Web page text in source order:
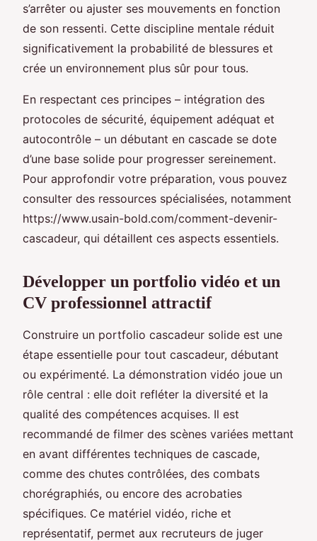
s’arrêter ou ajuster ses mouvements en fonction
de son ressenti. Cette discipline mentale réduit
significativement la probabilité de blessures et
crée un environnement plus sûr pour tous.
En respectant ces principes – intégration des
protocoles de sécurité, équipement adéquat et
autocontrôle – un débutant en cascade se dote
d’une base solide pour progresser sereinement.
Pour approfondir votre préparation, vous pouvez
consulter des ressources spécialisées, notamment
https://www.usain-bold.com/comment-devenir-
cascadeur, qui détaillent ces aspects essentiels.
Développer un portfolio vidéo et un
CV professionnel attractif
Construire un portfolio cascadeur solide est une
étape essentielle pour tout cascadeur, débutant
ou expérimenté. La démonstration vidéo joue un
rôle central : elle doit refléter la diversité et la
qualité des compétences acquises. Il est
recommandé de filmer des scènes variées mettant
en avant différentes techniques de cascade,
comme des chutes contrôlées, des combats
chorégraphiés, ou encore des acrobaties
spécifiques. Ce matériel vidéo, riche et
représentatif, permet aux recruteurs de juger